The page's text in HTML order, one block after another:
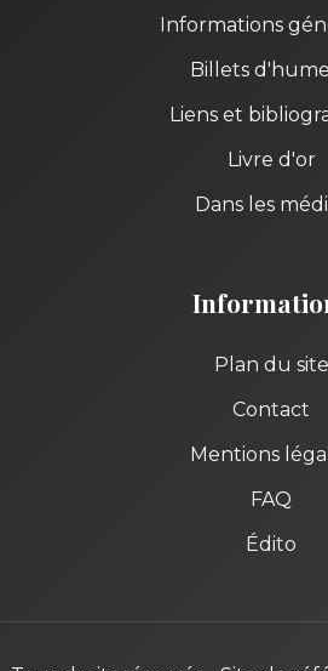
Informations
Billets
Liens et
Livre d'or
Dans les
Plan du site
Contact
Mentions
FAQ
Édito